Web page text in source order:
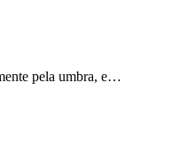
pela umbra, e…